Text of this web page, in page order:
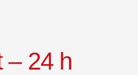
– 24 h